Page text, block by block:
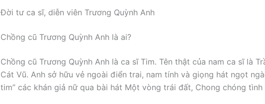
Đời tư ca sĩ, diễn viên Trương Quỳnh Anh
Chồng cũ Trương Quỳnh Anh là ai?
Chồng cũ Trương Quỳnh Anh là ca sĩ Tim. Tên thật của nam ca sĩ là
Cát Vũ. Anh sở hữu vẻ ngoài điển trai, nam tính và giọng hát ngọt
tim” các khán giả nữ qua bài hát Một vòng trái đất, Chong chóng